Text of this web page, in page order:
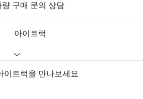
구매 문의 상담
아이트럭
이트럭을 만나보세요